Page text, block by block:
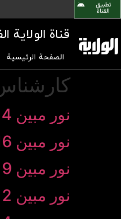
تطبیق
القناة
قناة الولاية
الصفحة الرئيسية
نور مبین 14 شعبان 1447 بتقديم يونس خليفة وبحضور سماحة الشیخ صادق أخوان
نور مبین 16 رجب 1447 بتقديم يونس خليفة وبحضور سماحة الشیخ صادق أخوان
نور مبین 9 رجب 1447 بتقديم يونس خليفة وبحضور سماحة الشیخ صادق أخوان
نور مبین 2 رجب 1447 بتقديم يونس خليفة وبحضور سماحة الشیخ صادق أخوان